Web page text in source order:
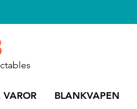
VAROR BLANKVAPEN